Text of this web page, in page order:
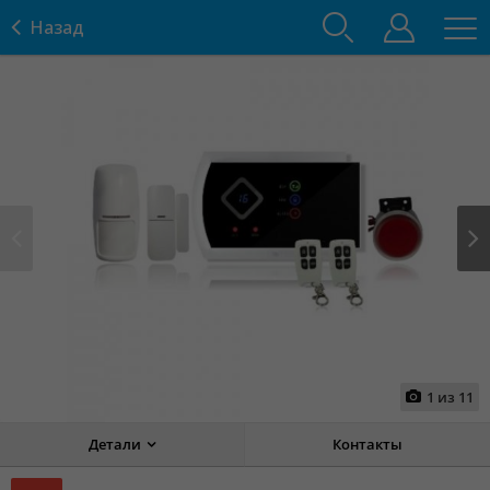
Назад
1 из 11
Детали Контакты